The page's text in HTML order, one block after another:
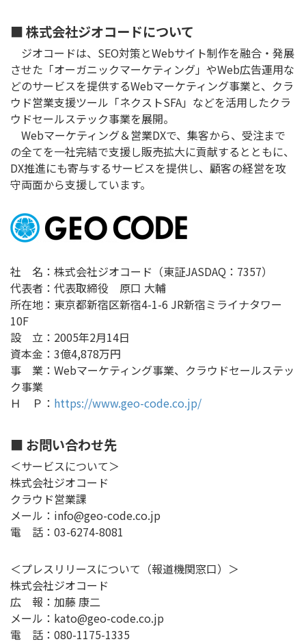
■ 株式会社ジオコードについて
ジオコードは、SEO対策とWebサイト制作を融合・発展
させた「オーガニックマーケティング」やWeb広告運用な
どのサービスを提供するWebマーケティング事業と、クラ
ウド営業支援ツール「ネクストSFA」などを活用したクラ
ウドセールステック事業を展開。
Webマーケティング＆営業DXで、集客から、受注まで
の全てを一社完結で支援し販売拡大に貢献するとともに、
DX推進にも寄与するサービスを提供し、顧客の経営を攻
守両面から支援しています。
社 名：株式会社ジオコード（東証JASDAQ：7357）
代表者：代表取締役 原口 大輔
所在地：東京都新宿区新宿4-1-6 JR新宿ミライナタワー
10F
設 立：2005年2月14日
資本金：3億4,878万円
事 業：Webマーケティング事業、クラウドセールステッ
ク事業
Ｈ Ｐ： https://www.geo-code.co.jp/
■ お問い合わせ先
＜サービスについて＞
株式会社ジオコード
クラウド営業課
メール：info@geo-code.co.jp
電 話：03-6274-8081
＜プレスリリースについて（報道機関窓口）＞
株式会社ジオコード
広 報：加藤 康二
メール：kato@geo-code.co.jp
電 話：080-1175-1335